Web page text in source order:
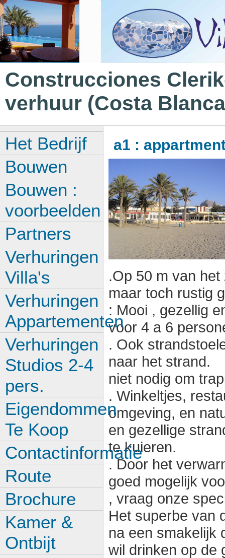
Construcciones
verhuur (Costa
a1 :
.Op 50 m van
maar toch rustig
: Mooi , gezellig
voor 4 a 6
. Ook
naar het strand.
niet nodig om
. Winkeltjes,
omgeving, en
en gezellige
te kuieren.
. Door het
goed mogelijk
, vraag onze
Het superbe van
na een smakelijk
wil drinken op de
Het Bedrijf
Bouwen
Bouwen :
voorbeelden
Partners
Verhuringen
Villa's
Verhuringen
Appartementen
Verhuringen
Studios 2-4
pers.
Eigendommen
Te Koop
Contactinformatie
Route
Brochure
Kamer &
Ontbijt